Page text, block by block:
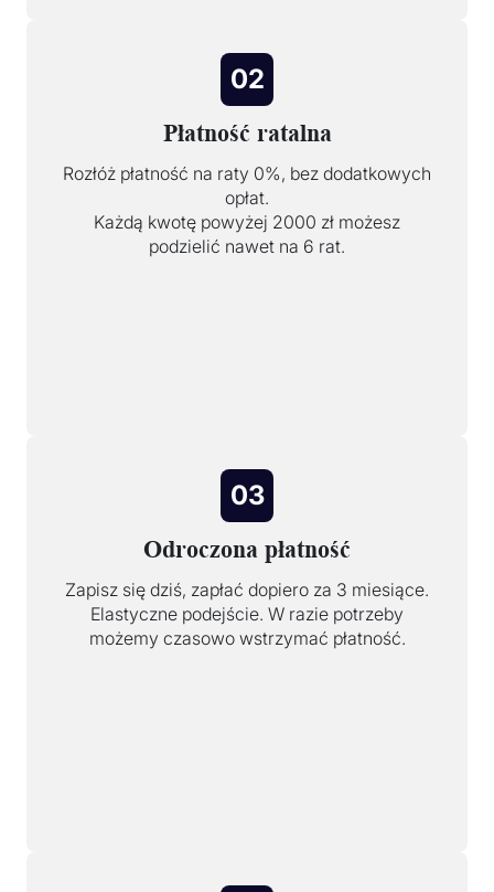
02
Płatność ratalna
Rozłóż płatność na raty 0%, bez dodatkowych
opłat.
Każdą kwotę powyżej 2000 zł możesz
podzielić nawet na 6 rat.
03
Odroczona płatność
Zapisz się dziś, zapłać dopiero za 3 miesiące.
Elastyczne podejście. W razie potrzeby
możemy czasowo wstrzymać płatność.